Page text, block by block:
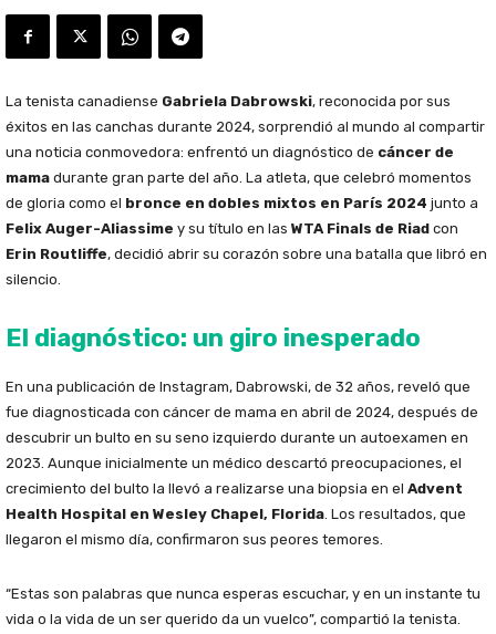
La tenista canadiense Gabriela Dabrowski, reconocida por sus
éxitos en las canchas durante 2024, sorprendió al mundo al compartir
una noticia conmovedora: enfrentó un diagnóstico de cáncer de
mama durante gran parte del año. La atleta, que celebró momentos
de gloria como el bronce en dobles mixtos en París 2024 junto a
Felix Auger-Aliassime y su título en las WTA Finals de Riad con
Erin Routliffe, decidió abrir su corazón sobre una batalla que libró en
silencio.
El diagnóstico: un giro inesperado
En una publicación de Instagram, Dabrowski, de 32 años, reveló que
fue diagnosticada con cáncer de mama en abril de 2024, después de
descubrir un bulto en su seno izquierdo durante un autoexamen en
2023. Aunque inicialmente un médico descartó preocupaciones, el
crecimiento del bulto la llevó a realizarse una biopsia en el Advent
Health Hospital en Wesley Chapel, Florida. Los resultados, que
llegaron el mismo día, confirmaron sus peores temores.
“Estas son palabras que nunca esperas escuchar, y en un instante tu
vida o la vida de un ser querido da un vuelco”, compartió la tenista.